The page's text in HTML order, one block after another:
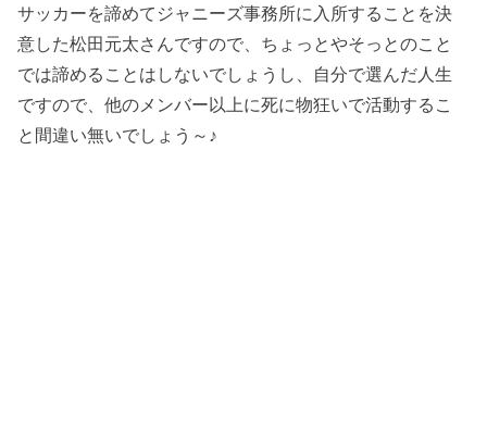
サッカーを諦めてジャニーズ事務所に入所することを決
意した松田元太さんですので、ちょっとやそっとのこと
では諦めることはしないでしょうし、自分で選んだ人生
ですので、他のメンバー以上に死に物狂いで活動するこ
と間違い無いでしょう～♪